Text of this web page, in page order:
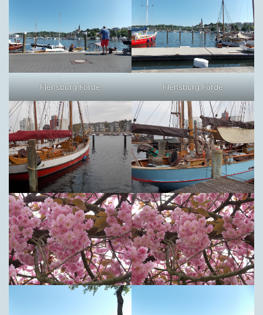
Flensburg Förde Flensburg Förde